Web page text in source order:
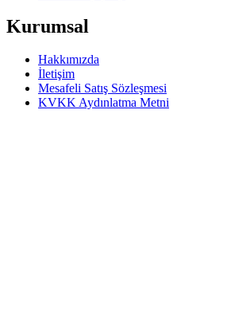
Kurumsal
Hakkımızda
İletişim
Mesafeli Satış Sözleşmesi
KVKK Aydınlatma Metni